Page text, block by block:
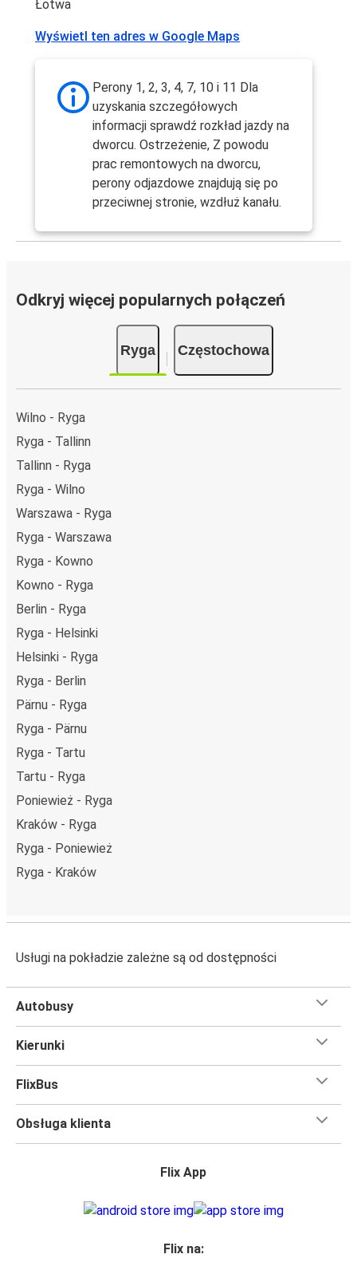
Łotwa
Wyświetl ten adres w Google Maps
Perony 1, 2, 3, 4, 7, 10 i 11 Dla
uzyskania szczegółowych
informacji sprawdź rozkład jazdy na
dworcu. Ostrzeżenie, Z powodu
prac remontowych na dworcu,
perony odjazdowe znajdują się po
przeciwnej stronie, wzdłuż kanału.
Odkryj więcej popularnych połączeń
Ryga Częstochowa
Wilno - Ryga
Ryga - Tallinn
Tallinn - Ryga
Ryga - Wilno
Warszawa - Ryga
Ryga - Warszawa
Ryga - Kowno
Kowno - Ryga
Berlin - Ryga
Ryga - Helsinki
Helsinki - Ryga
Ryga - Berlin
Pärnu - Ryga
Ryga - Pärnu
Ryga - Tartu
Tartu - Ryga
Poniewież - Ryga
Kraków - Ryga
Ryga - Poniewież
Ryga - Kraków
Usługi na pokładzie zależne są od dostępności
Autobusy
Kierunki
FlixBus
Obsługa klienta
Flix App
Flix na: